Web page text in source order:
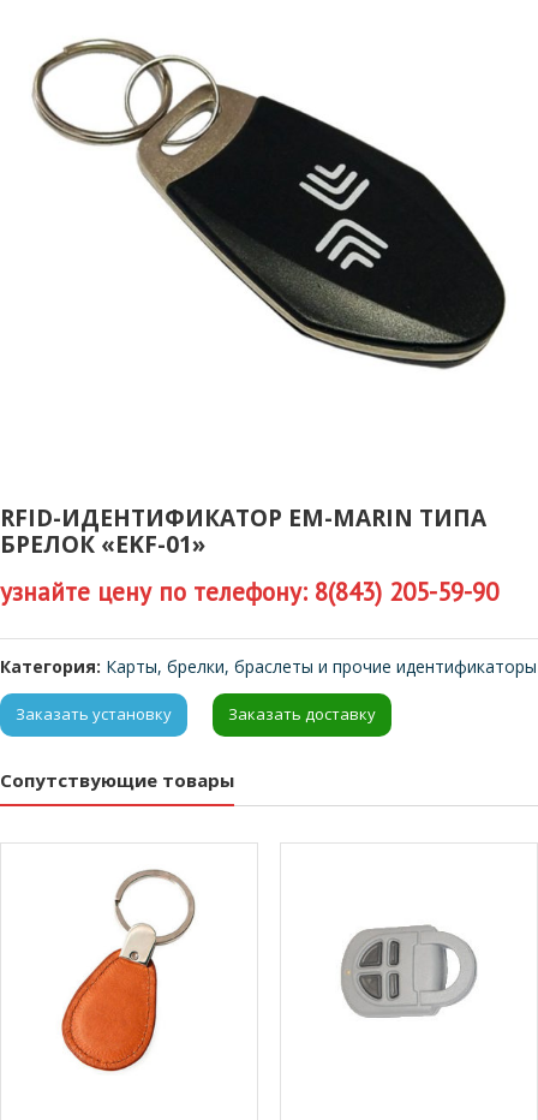
RFID-ИДЕНТИФИКАТОР EM-MARIN ТИПА
БРЕЛОК «EKF-01»
узнайте цену по телефону: 8(843) 205-59-90
Категория: Карты, брелки, браслеты и прочие идентификаторы
Заказать установку Заказать доставку
Сопутствующие товары